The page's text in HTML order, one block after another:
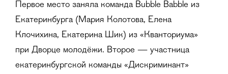
Первое место заняла команда Bubble Babble из
Екатеринбурга (Мария Колотова, Елена
Клочихина, Екатерина Шик) из «Кванториума»
при Дворце молодёжи. Второе — участница
екатеринбургской команды «Дискриминант»